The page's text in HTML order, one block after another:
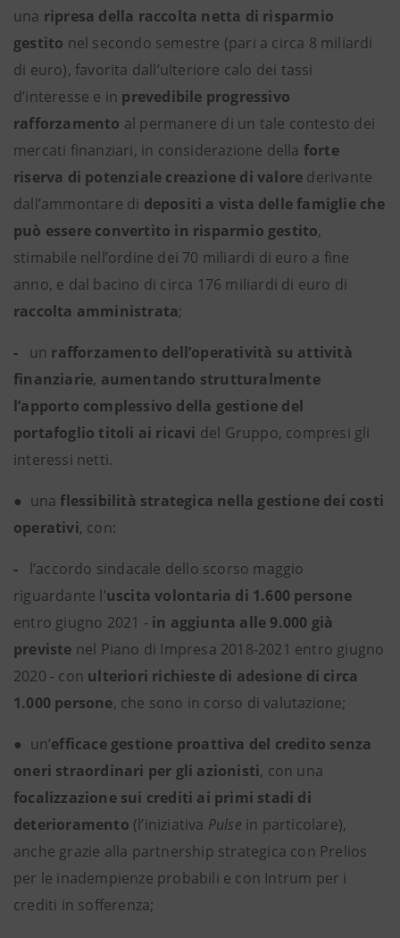
una ripresa della raccolta netta di risparmio
gestito nel secondo semestre (pari a circa 8 miliardi
di euro), favorita dall’ulteriore calo dei tassi
d’interesse e in prevedibile progressivo
rafforzamento al permanere di un tale contesto dei
mercati finanziari, in considerazione della forte
riserva di potenziale creazione di valore derivante
dall’ammontare di depositi a vista delle famiglie che
può essere convertito in risparmio gestito,
stimabile nell’ordine dei 70 miliardi di euro a fine
anno, e dal bacino di circa 176 miliardi di euro di
raccolta amministrata;
- un rafforzamento dell’operatività su attività
finanziarie, aumentando strutturalmente
l’apporto complessivo della gestione del
portafoglio titoli ai ricavi del Gruppo, compresi gli
interessi netti.
● una flessibilità strategica nella gestione dei costi
operativi, con:
- l’accordo sindacale dello scorso maggio
riguardante l’uscita volontaria di 1.600 persone
entro giugno 2021 - in aggiunta alle 9.000 già
previste nel Piano di Impresa 2018-2021 entro giugno
2020 - con ulteriori richieste di adesione di circa
1.000 persone, che sono in corso di valutazione;
● un’efficace gestione proattiva del credito senza
oneri straordinari per gli azionisti, con una
focalizzazione sui crediti ai primi stadi di
deterioramento (l’iniziativa Pulse in particolare),
anche grazie alla partnership strategica con Prelios
per le inadempienze probabili e con Intrum per i
crediti in sofferenza;